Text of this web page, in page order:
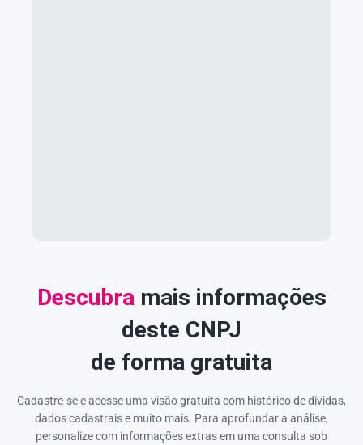
Descubra mais informações
deste CNPJ
de forma gratuita
Cadastre-se e acesse uma visão gratuita com histórico de dívidas,
dados cadastrais e muito mais. Para aprofundar a análise,
personalize com informações extras em uma consulta sob